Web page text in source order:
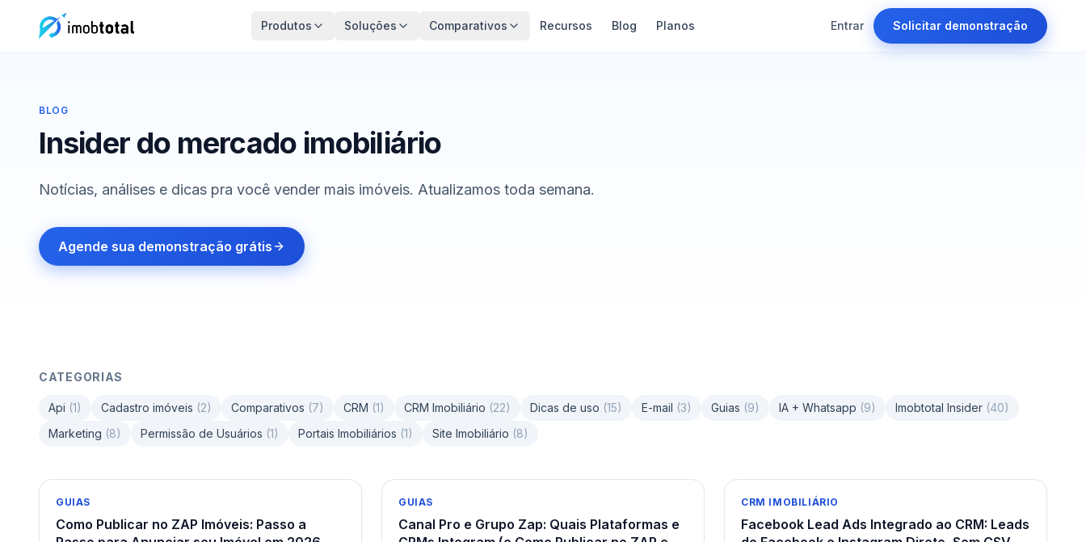
Produtos Soluções Comparativos Recursos Blog Planos Entrar Solicitar demonstração
BLOG
Insider do mercado imobiliário
Notícias, análises e dicas pra você vender mais imóveis. Atualizamos toda semana.
Agende sua demonstração grátis
CATEGORIAS
Api (1) Cadastro imóveis (2) Comparativos (7) CRM (1) CRM Imobiliário (22) Dicas de uso (15) E-mail (3) Guias (9) IA + Whatsapp (9) Imobtotal Insider (40)
Marketing (8) Permissão de Usuários (1) Portais Imobiliários (1) Site Imobiliário (8)
GUIAS
Como Publicar no ZAP Imóveis: Passo a
GUIAS
Canal Pro e Grupo Zap: Quais Plataformas e
CRM IMOBILIÁRIO
Facebook Lead Ads Integrado ao CRM: Leads